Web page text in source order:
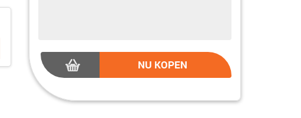
NU KOPEN